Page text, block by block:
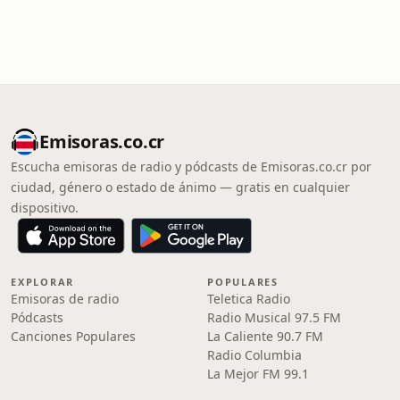
Emisoras.co.cr
Escucha emisoras de radio y pódcasts de Emisoras.co.cr por
ciudad, género o estado de ánimo — gratis en cualquier
dispositivo.
EXPLORAR
Emisoras de radio
Pódcasts
Canciones Populares
POPULARES
Teletica Radio
Radio Musical 97.5 FM
La Caliente 90.7 FM
Radio Columbia
La Mejor FM 99.1